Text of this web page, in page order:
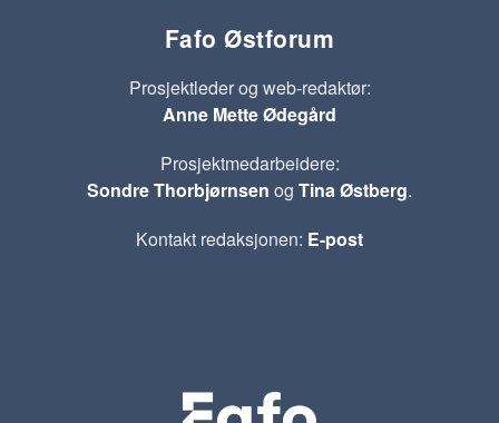
Fafo Østforum
Prosjektleder og web-redaktør:
Anne Mette Ødegård
Prosjektmedarbeidere:
Sondre Thorbjørnsen og Tina Østberg.
Kontakt redaksjonen: E-post